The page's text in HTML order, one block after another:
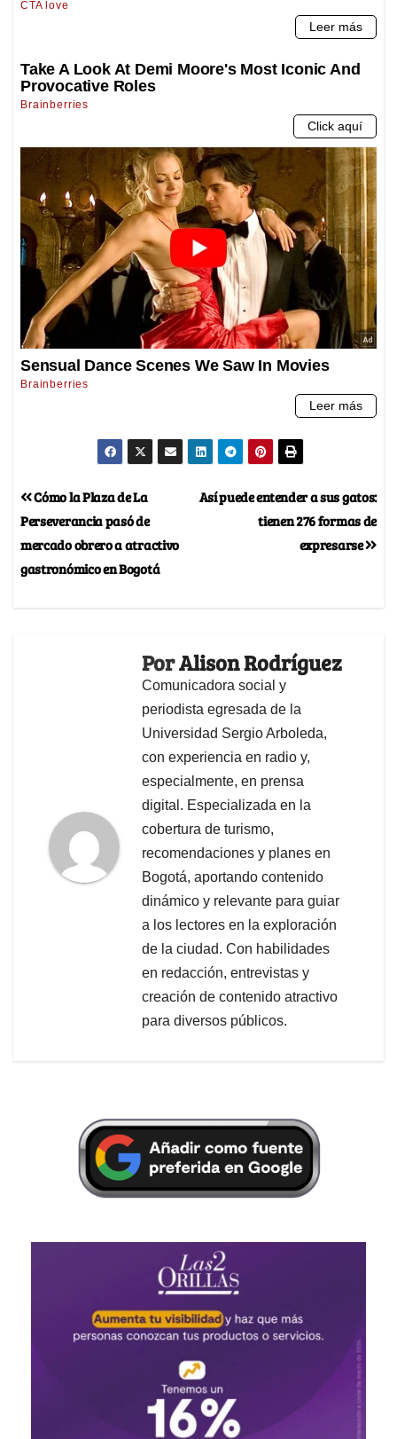
Así puede entender a sus gatos:
tienen 276 formas de
expresarse
Cómo la Plaza de La
Perseverancia pasó de
mercado obrero a atractivo
gastronómico en Bogotá
PorAlison Rodríguez
Comunicadora social y
periodista egresada de la
Universidad Sergio Arboleda,
con experiencia en radio y,
especialmente, en prensa
digital. Especializada en la
cobertura de turismo,
recomendaciones y planes en
Bogotá, aportando contenido
dinámico y relevante para guiar
a los lectores en la exploración
de la ciudad. Con habilidades
en redacción, entrevistas y
creación de contenido atractivo
para diversos públicos.